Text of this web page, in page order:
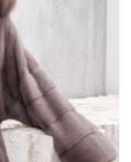
меха куницы, не
голову от
придаёт
125-130 см. К ней
например сапоги
состав и